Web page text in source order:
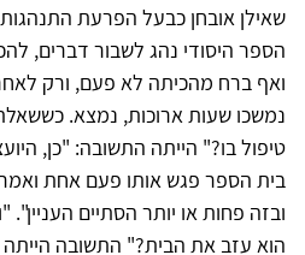
שאילן אובחן כבעל הפרעת
הספר היסודי נהג לשבור דברים,
ואף ברח מהכיתה לא פעם, ורק
נמשכו שעות ארוכות, נמצא.
טיפול בו?" הייתה התשובה: "כן,
בית הספר פגש אותו פעם אחת
ובזה פחות או יותר הסתיים
הוא עזב את הבית?" התשובה